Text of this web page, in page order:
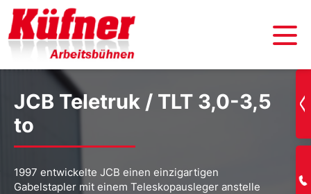
JCB Teletruk / TLT 3,0-3,5
to
1997 entwickelte JCB einen einzigartigen
Gabelstapler mit einem Teleskopausleger anstelle